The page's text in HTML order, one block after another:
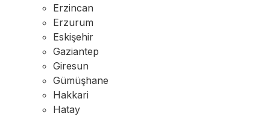
Erzincan
Erzurum
Eskişehir
Gaziantep
Giresun
Gümüşhane
Hakkari
Hatay